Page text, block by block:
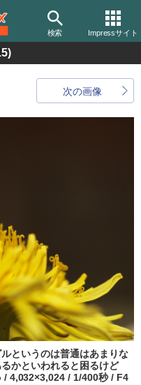
検索 Impressサイト
次の画像
というのは普通はあまりな
かといわれると困るけど
4,032×3,024 / 1/400秒 / F4